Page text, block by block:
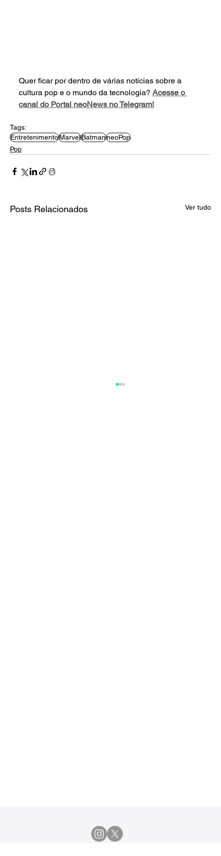
Quer ficar por dentro de várias notícias sobre a
cultura pop e o mundo da tecnologia? Acesse o
canal do Portal neoNews no Telegram!
Tags:
EntretenimentoMarvelBatmanneoPop
Pop
Posts Relacionados Ver tudo